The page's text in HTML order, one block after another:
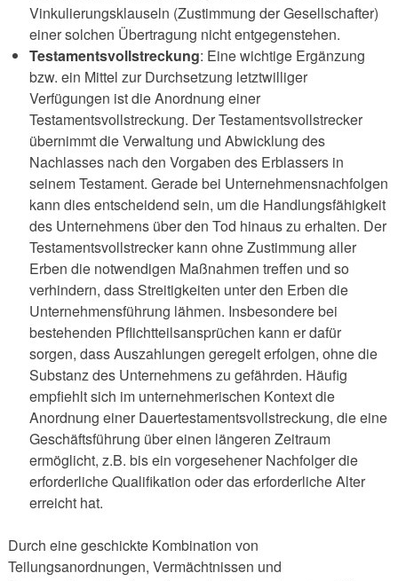
Vinkulierungsklauseln (Zustimmung der Gesellschafter)
einer solchen Übertragung nicht entgegenstehen.
Testamentsvollstreckung: Eine wichtige Ergänzung
bzw. ein Mittel zur Durchsetzung letztwilliger
Verfügungen ist die Anordnung einer
Testamentsvollstreckung. Der Testamentsvollstrecker
übernimmt die Verwaltung und Abwicklung des
Nachlasses nach den Vorgaben des Erblassers in
seinem Testament. Gerade bei Unternehmensnachfolgen
kann dies entscheidend sein, um die Handlungsfähigkeit
des Unternehmens über den Tod hinaus zu erhalten. Der
Testamentsvollstrecker kann ohne Zustimmung aller
Erben die notwendigen Maßnahmen treffen und so
verhindern, dass Streitigkeiten unter den Erben die
Unternehmensführung lähmen. Insbesondere bei
bestehenden Pflichtteilsansprüchen kann er dafür
sorgen, dass Auszahlungen geregelt erfolgen, ohne die
Substanz des Unternehmens zu gefährden. Häufig
empfiehlt sich im unternehmerischen Kontext die
Anordnung einer Dauertestamentsvollstreckung, die eine
Geschäftsführung über einen längeren Zeitraum
ermöglicht, z.B. bis ein vorgesehener Nachfolger die
erforderliche Qualifikation oder das erforderliche Alter
erreicht hat.
Durch eine geschickte Kombination von
Teilungsanordnungen, Vermächtnissen und